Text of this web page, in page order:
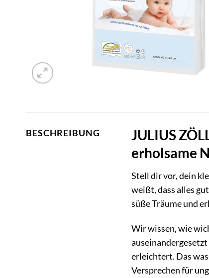
BESCHREIBUNG
JULIUS
erholsame
Stell dir vor, dein
weißt, dass alles
süße Träume und
Wir wissen, wie
erleichtert. Das
Versprechen für